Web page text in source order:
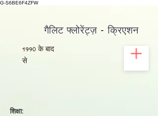
G-S6BE6F4ZFW
1990 के बाद
से
गैलिट फ्लोरेंट्ज़ - क्रिएशन
शिक्षा: